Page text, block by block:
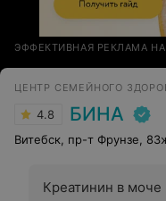
ЭФФЕКТИВНАЯ РЕКЛАМА
ЦЕНТР СЕМЕЙНОГО
4.8 БИНА
Витебск, пр-т Фрунзе,
Креатинин в моче